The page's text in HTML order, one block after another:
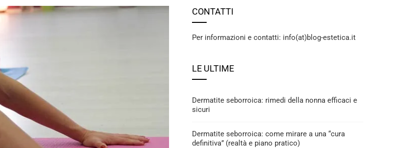
CONTATTI
Per informazioni e contatti: info(at)blog-estetica.it
LE ULTIME
Dermatite seborroica: rimedi della nonna efficaci e
sicuri
Dermatite seborroica: come mirare a una “cura
definitiva” (realtà e piano pratico)